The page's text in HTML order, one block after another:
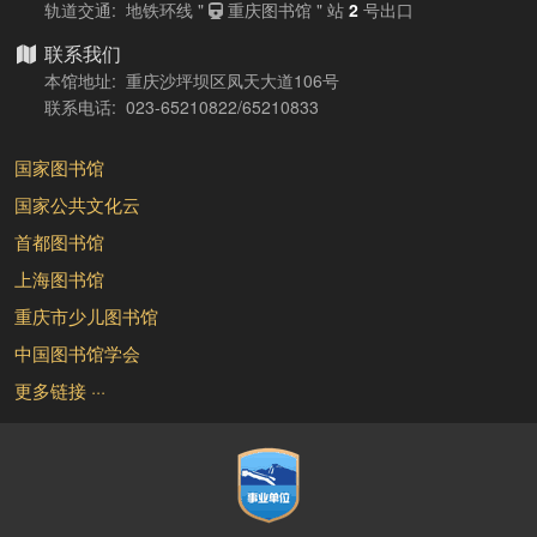
轨道交通: 地铁环线 " 重庆图书馆 " 站 2号出口
联系我们
本馆地址: 重庆沙坪坝区凤天大道106号
联系电话: 023-65210822/65210833
国家图书馆
国家公共文化云
首都图书馆
上海图书馆
重庆市少儿图书馆
中国图书馆学会
更多链接 ···